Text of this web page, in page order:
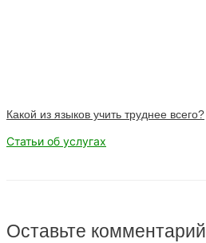
Какой из языков учить труднее всего?
Статьи об услугах
Оставьте комментарий